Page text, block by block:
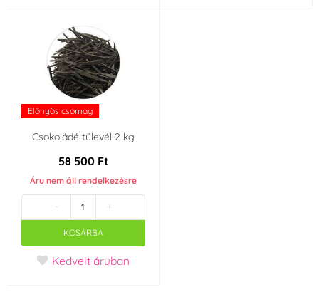
Előnyös csomag
Csokoládé tűlevél 2 kg
58 500 Ft
Áru nem áll rendelkezésre
- +
KOSÁRBA
Kedvelt áruban